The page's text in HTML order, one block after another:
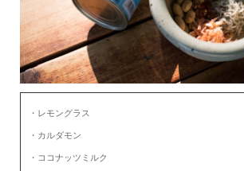
・レモングラス
・カルダモン
・ココナッツミルク